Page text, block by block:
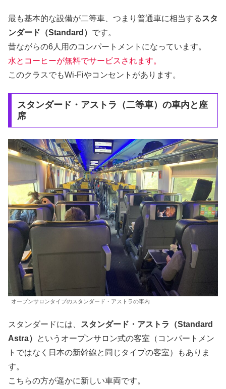
最も基本的な設備が二等車、つまり普通車に相当する スタ
ンダード（Standard） です。
昔ながらの6人用のコンパートメントになっています。
水とコーヒーが無料でサービスされます。
このクラスでもWi-Fiやコンセントがあります。
スタンダード・アストラ（二等車）の車内と座
席
オープンサロンタイプのスタンダード・アストラの車内
スタンダードには、
スタンダード・アストラ（Standard
Astra）
というオープンサロン式の客室（コンパートメン
トではなく日本の新幹線と同じタイプの客室）もありま
す。
こちらの方が遥かに新しい車両です。